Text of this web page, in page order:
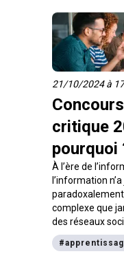
tout vous
Une procédure
chaque
les épreuves
évoluent selon
savoir plus sur
21/10/2024 à
critique
pourquoi
À l’ère de
l’information
complexe que
des réseaux
d’actualités, il
le vrai du faux.
#